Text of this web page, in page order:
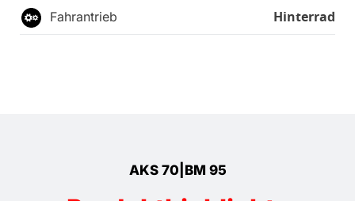
Fahrantrieb Hinterrad
AKS 70|BM 95